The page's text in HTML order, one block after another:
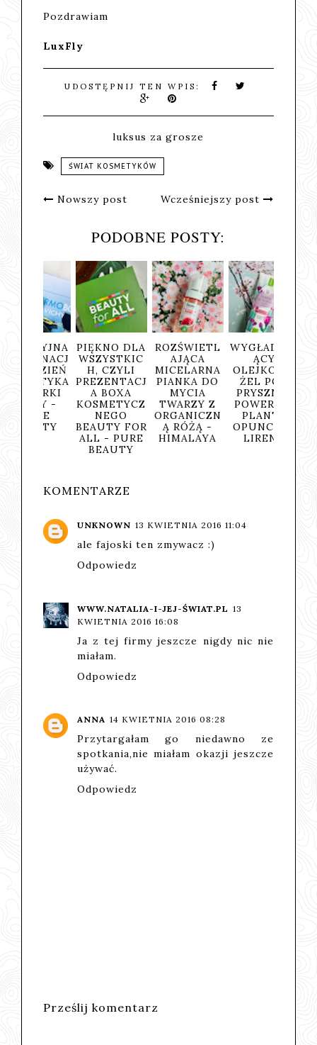
Pozdrawiam
LuxFly
UDOSTĘPNIJ TEN WPIS:
luksus za grosze
ŚWIAT KOSMETYKÓW
Nowszy post Wcześniejszy post
PODOBNE POSTY:
PIĘKNO DLA
WSZYSTKIC
H, CZYLI
PREZENTACJ
A BOXA
KOSMETYCZ
NEGO
BEAUTY FOR
ALL - PURE
BEAUTY
ROZŚWIETL
AJĄCA
MICELARNA
PIANKA DO
MYCIA
TWARZY Z
ORGANICZN
Ą RÓŻĄ -
HIMALAYA
WYGŁADZAJ
OLEJKOWY
ŻEL POD
PRYSZNIC
POWER OF
PLANTS
OPUNCJA -
LIRENE
KOMENTARZE
UNKNOWN 13 KWIETNIA 2016 11:04
ale fajoski ten zmywacz :)
Odpowiedz
WWW.NATALIA-I-JEJ-ŚWIAT.PL 13
KWIETNIA 2016 16:08
Ja z tej firmy jeszcze nigdy nic nie
miałam.
Odpowiedz
ANNA 14 KWIETNIA 2016 08:28
Przytargałam go niedawno ze
spotkania,nie miałam okazji jeszcze
używać.
Odpowiedz
Prześlij komentarz